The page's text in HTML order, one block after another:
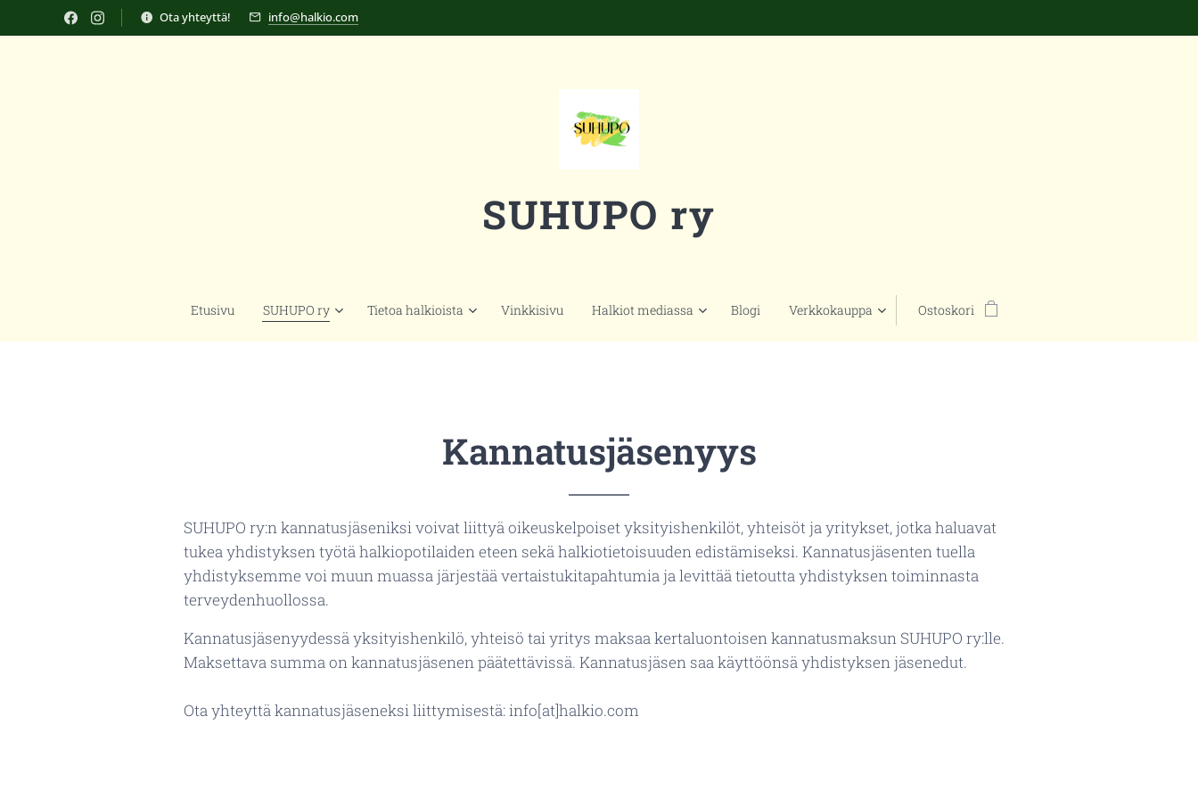
Ota yhteyttä! info@halkio.com
SUHUPO ry
Etusivu SUHUPO ry Tietoa halkioista Vinkkisivu Halkiot mediassa Blogi Verkkokauppa Ostoskori
Kannatusjäsenyys
SUHUPO ry:n kannatusjäseniksi voivat liittyä oikeuskelpoiset yksityishenkilöt, yhteisöt ja yritykset, jotka haluavat
tukea yhdistyksen työtä halkiopotilaiden eteen sekä halkiotietoisuuden edistämiseksi. Kannatusjäsenten tuella
yhdistyksemme voi muun muassa järjestää vertaistukitapahtumia ja levittää tietoutta yhdistyksen toiminnasta
terveydenhuollossa.
Kannatusjäsenyydessä yksityishenkilö, yhteisö tai yritys maksaa kertaluontoisen kannatusmaksun SUHUPO ry:lle.
Maksettava summa on kannatusjäsenen päätettävissä. Kannatusjäsen saa käyttöönsä yhdistyksen jäsenedut.
Ota yhteyttä kannatusjäseneksi liittymisestä: info[at]halkio.com